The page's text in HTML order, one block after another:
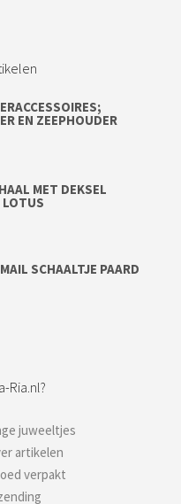
EN ZEEPHOUDER
MET DEKSEL
LOTUS
SCHAALTJE PAARD
Ria.nl?
juweeltjes
artikelen
verpakt